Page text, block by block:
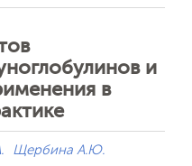
и
в
Щербина А.Ю.